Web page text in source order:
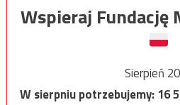
Wspieraj Fundację
Sierpień
W sierpniu potrzebujemy:16